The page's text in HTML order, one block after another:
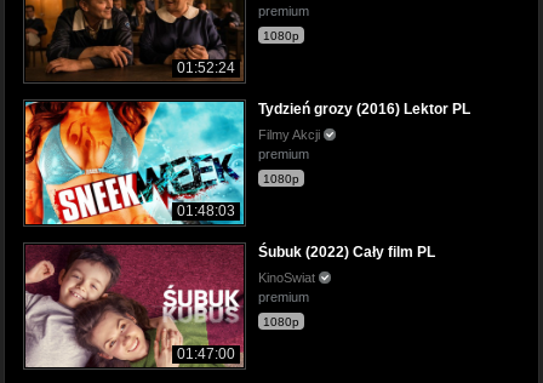
01:52:24
premium
1080p
01:48:03
Tydzień grozy (2016) Lektor PL
Filmy Akcji
premium
1080p
01:47:00
Śubuk (2022) Cały film PL
KinoSwiat
premium
1080p